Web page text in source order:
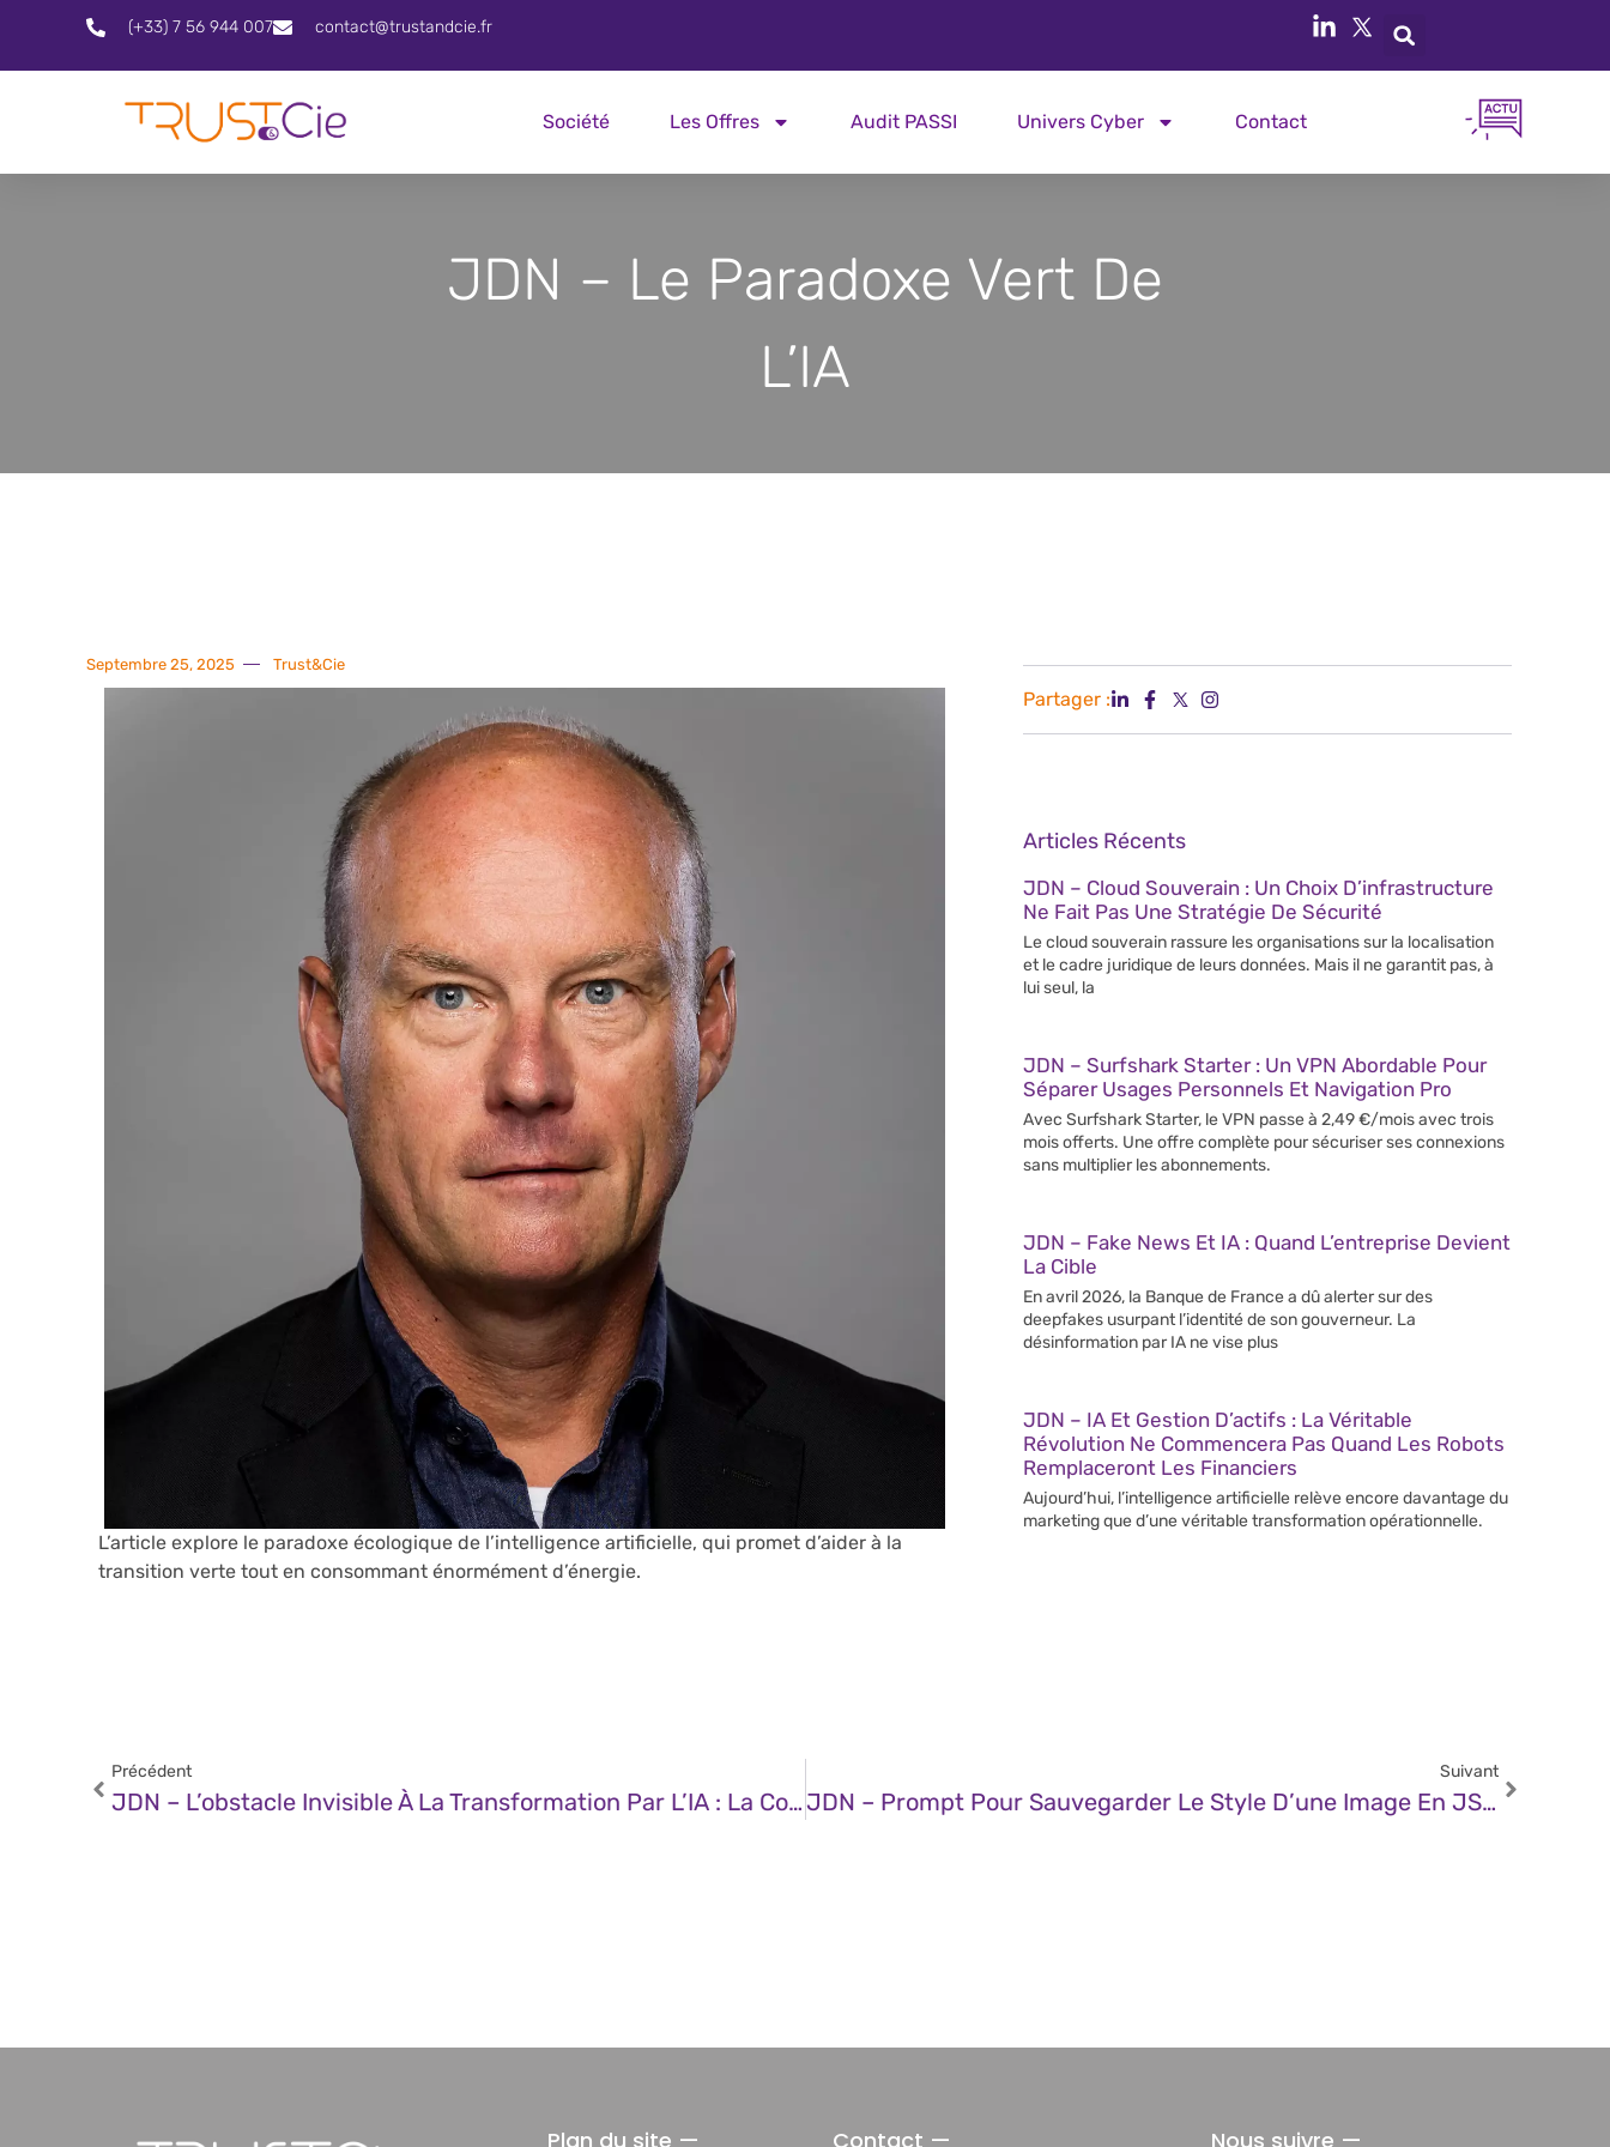
(+33) 7 56 944 007 contact@trustandcie.fr
Société Les Offres Audit PASSI Univers Cyber Contact
JDN – Le Paradoxe Vert De
L’IA
Septembre 25, 2025 Trust&Cie
L’article explore le paradoxe écologique de l’intelligence artificielle, qui promet d’aider à la
transition verte tout en consommant énormément d’énergie.
Partager :
Articles Récents
JDN – Cloud Souverain : Un Choix D’infrastructure
Ne Fait Pas Une Stratégie De Sécurité
Le cloud souverain rassure les organisations sur la localisation
et le cadre juridique de leurs données. Mais il ne garantit pas, à
lui seul, la
JDN – Surfshark Starter : Un VPN Abordable Pour
Séparer Usages Personnels Et Navigation Pro
Avec Surfshark Starter, le VPN passe à 2,49 €/mois avec trois
mois offerts. Une offre complète pour sécuriser ses connexions
sans multiplier les abonnements.
JDN – Fake News Et IA : Quand L’entreprise Devient
La Cible
En avril 2026, la Banque de France a dû alerter sur des
deepfakes usurpant l’identité de son gouverneur. La
désinformation par IA ne vise plus
JDN – IA Et Gestion D’actifs : La Véritable
Révolution Ne Commencera Pas Quand Les Robots
Remplaceront Les Financiers
Aujourd’hui, l’intelligence artificielle relève encore davantage du
marketing que d’une véritable transformation opérationnelle.
Précédent
JDN – L’obstacle Invisible À La Transformation Par L’IA : La Connectivité
Suivant
JDN – Prompt Pour Sauvegarder Le Style D’une Image En JSON Et Le Reproduire Plus Tard
Plan du site — Contact — Nous suivre —